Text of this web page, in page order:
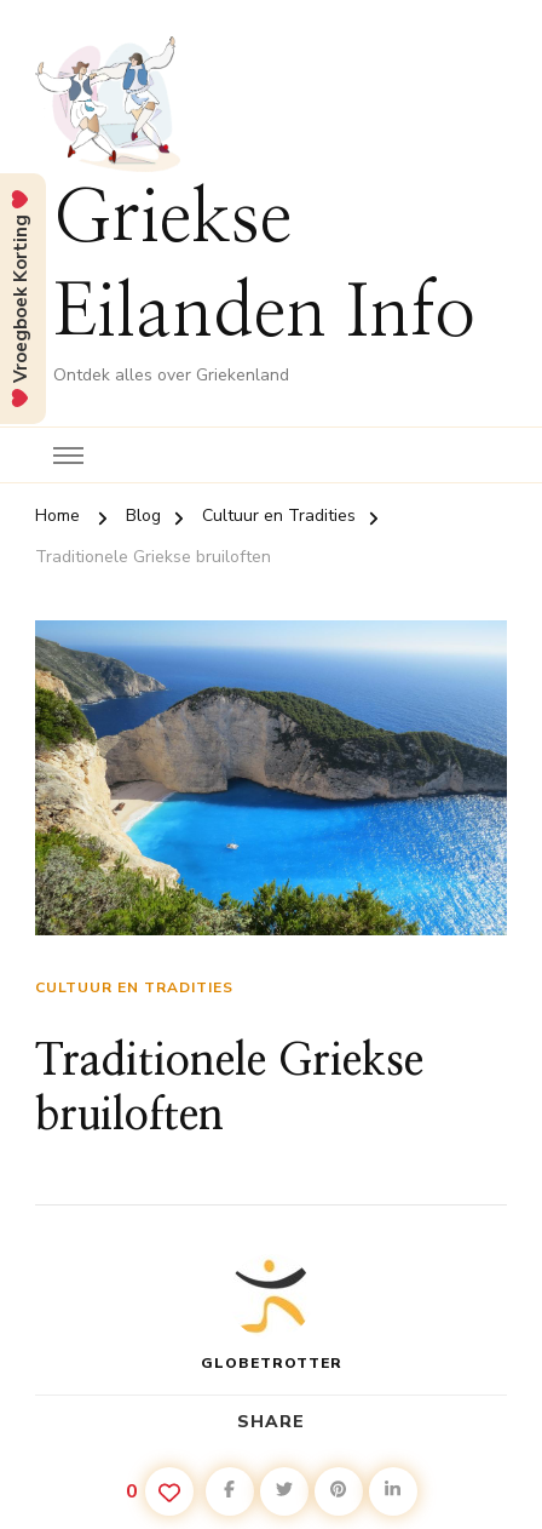
Griekse
Eilanden Info
Ontdek alles over Griekenland
Home Blog
Cultuur en Tradities
Traditionele Griekse bruiloften
CULTUUR EN TRADITIES
Traditionele Griekse
bruiloften
GLOBETROTTER
SHARE
0
Vroegboek Korting